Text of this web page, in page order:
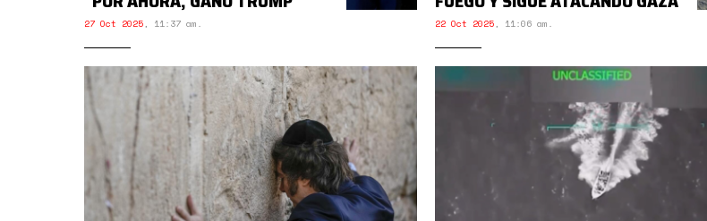
27 Oct 2025, 11:37 am. 22 Oct 2025, 11:06 am.